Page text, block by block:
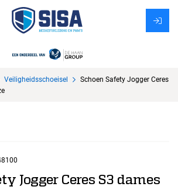
Veiligheidsschoeisel
Schoen Safety Jogger Ceres
Jogger Ceres S3 dames